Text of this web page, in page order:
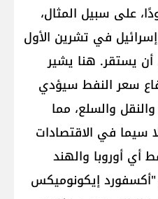
على سبيل المثال،
في تشرين الأول
أن يستقر. هنا يشير
سعر النفط سيؤدي
والسلع، مما
سيما في الاقتصادات
أي أوروبا والهند
"أكسفورد إيكونوميكس